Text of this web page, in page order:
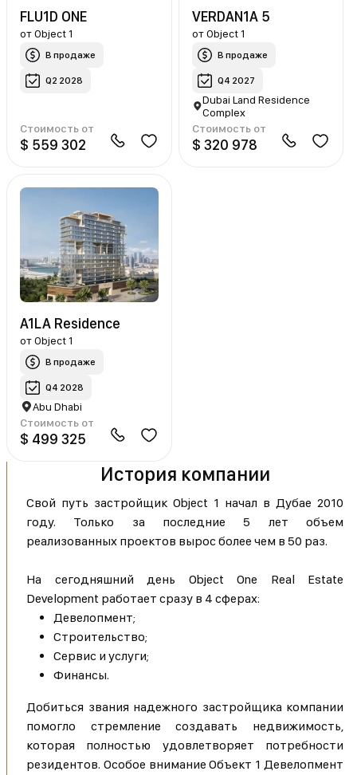
FLU1D ONE
отObject 1
В продаже
Q2 2028
Стоимость от
$ 559 302
VERDAN1A 5
от Object 1
В продаже
Q4 2027
Dubai Land Residence
Complex
Стоимость от
$ 320 978
A1LA Residence
отObject 1
В продаже
Q4 2028
Abu Dhabi
Стоимость от
$ 499 325
История компании
Свой путь застройщик Object 1 начал в Дубае 2010
году. Только за последние 5 лет объем
реализованных проектов вырос более чем в 50 раз.
На сегодняшний день Object One Real Estate
Development работает сразу в 4 сферах:
Девелопмент;
Строительство;
Сервис и услуги;
Финансы.
Добиться звания надежного застройщика компании
помогло стремление создавать недвижимость,
которая полностью удовлетворяет потребности
резидентов. Особое внимание Объект 1 Девелопмент